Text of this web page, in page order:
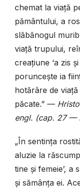
chemat la viață
pământului, a
slăbănogul
viață trupului,
creațiune ‘a zis
poruncește ia
hotărâre de
păcate.” —
engl. (cap. 27 —
„În sentința
aluzie la
tine și femeie’, a
și sămânța ei.